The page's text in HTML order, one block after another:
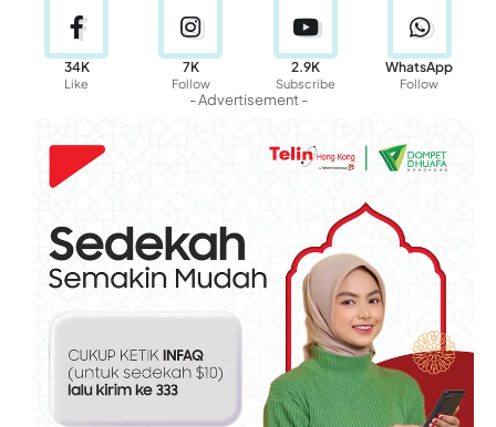
34K
Like
7K
Follow
2.9K
Subscribe
WhatsApp
Follow
- Advertisement -